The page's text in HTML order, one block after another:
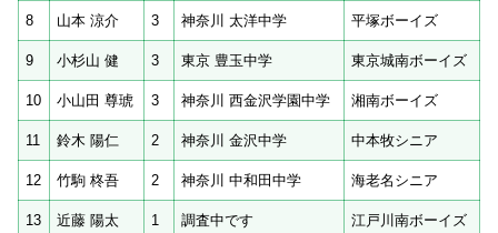
8 山本 涼介 3 神奈川 太洋中学 平塚ボーイズ
9 小杉山 健 3 東京 豊玉中学 東京城南ボーイズ
10 小山田 尊琥 3 神奈川 西金沢学園中学 湘南ボーイズ
11 鈴木 陽仁 2 神奈川 金沢中学 中本牧シニア
12 竹駒 柊吾 2 神奈川 中和田中学 海老名シニア
13 近藤 陽太 1 調査中です 江戸川南ボーイズ